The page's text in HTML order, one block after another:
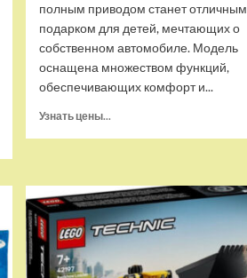
полным приводом станет отличным
подарком для детей, мечтающих о
собственном автомобиле. Модель
оснащена множеством функций,
обеспечивающих комфорт и...
Узнать цены...
RiverToys
K999PX
белый